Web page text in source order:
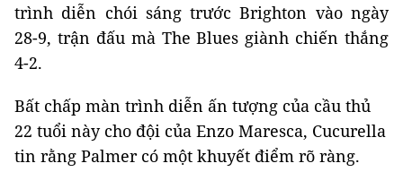
trình diễn chói sáng trước Brighton vào ngày
28-9, trận đấu mà The Blues giành chiến thắng
4-2.
Bất chấp màn trình diễn ấn tượng của cầu thủ
22 tuổi này cho đội của Enzo Maresca, Cucurella
tin rằng Palmer có một khuyết điểm rõ ràng.